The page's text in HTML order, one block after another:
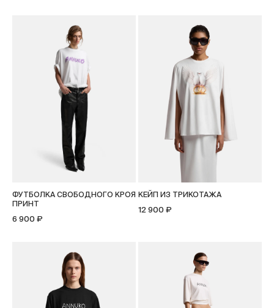
ФУТБОЛКА СВОБОДНОГО КРОЯ
ПРИНТ
6 900 ₽
КЕЙП ИЗ ТРИКОТАЖА
12 900 ₽